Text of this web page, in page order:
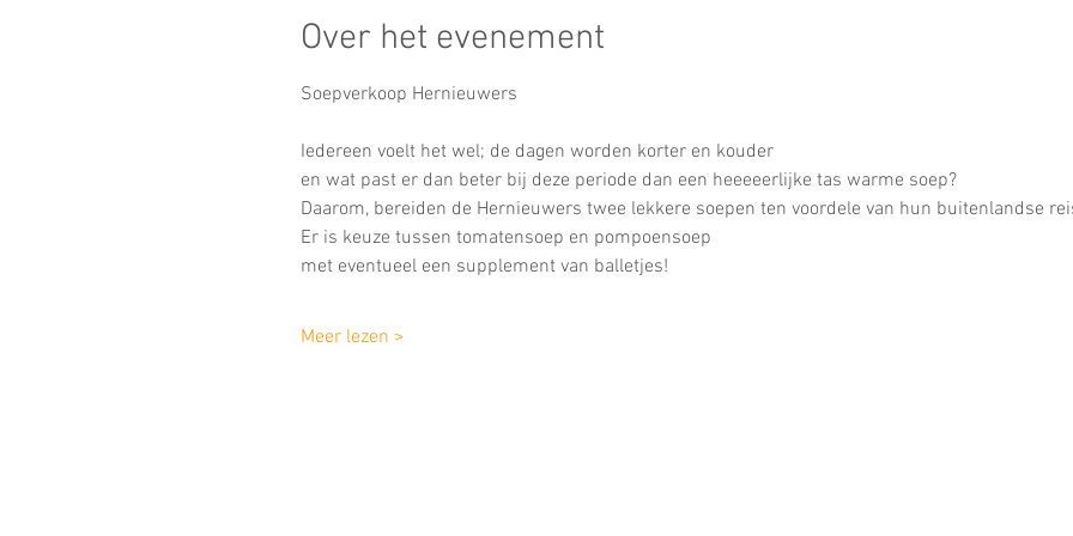
Over het evenement
Soepverkoop Hernieuwers
Iedereen voelt het wel; de dagen worden korter en kouder
en wat past er dan beter bij deze periode dan een heeeeerlijke tas warme soep?
Daarom, bereiden de Hernieuwers twee lekkere soepen ten voordele van hun buitenlandse
Er is keuze tussen tomatensoep en pompoensoep
met eventueel een supplement van balletjes!
Meer lezen >